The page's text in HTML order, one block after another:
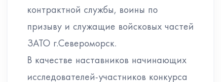
контрактной службы, воины по
призыву и служащие войсковых частей
ЗАТО г.Североморск.
В качестве наставников начинающих
исследователей-участников конкурса